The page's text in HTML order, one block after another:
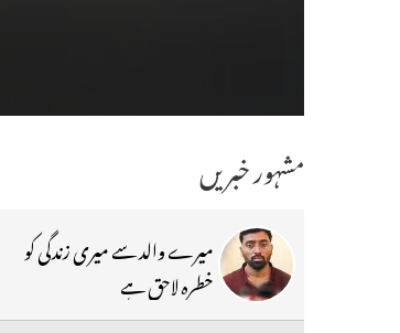
مشہور خبریں
میرے والد سے میری زندگی کو
خطرہ لاحق ہے